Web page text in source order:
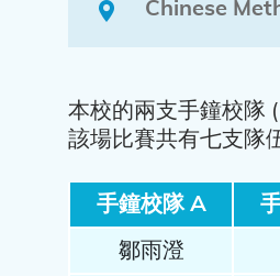
Chinese
本校的兩支手鐘校隊
該場比賽共有七支隊
手鐘校隊 A
鄒雨澄